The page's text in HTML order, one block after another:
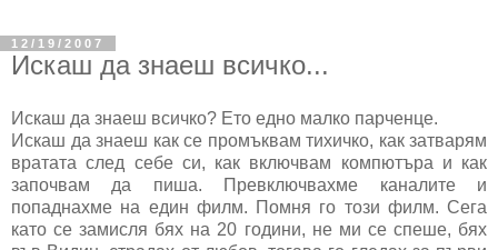
12/19/2007
Искаш да знаеш всичко...
Искаш да знаеш всичко? Ето едно малко парченце.
Искаш да знаеш как се промъквам тихичко, как затварям
вратата след себе си, как включвам компютъра и как
започвам да пиша. Превключвахме каналите и
попаднахме на един филм. Помня го този филм. Сега
като се замисля бях на 20 години, не ми се спеше, бях